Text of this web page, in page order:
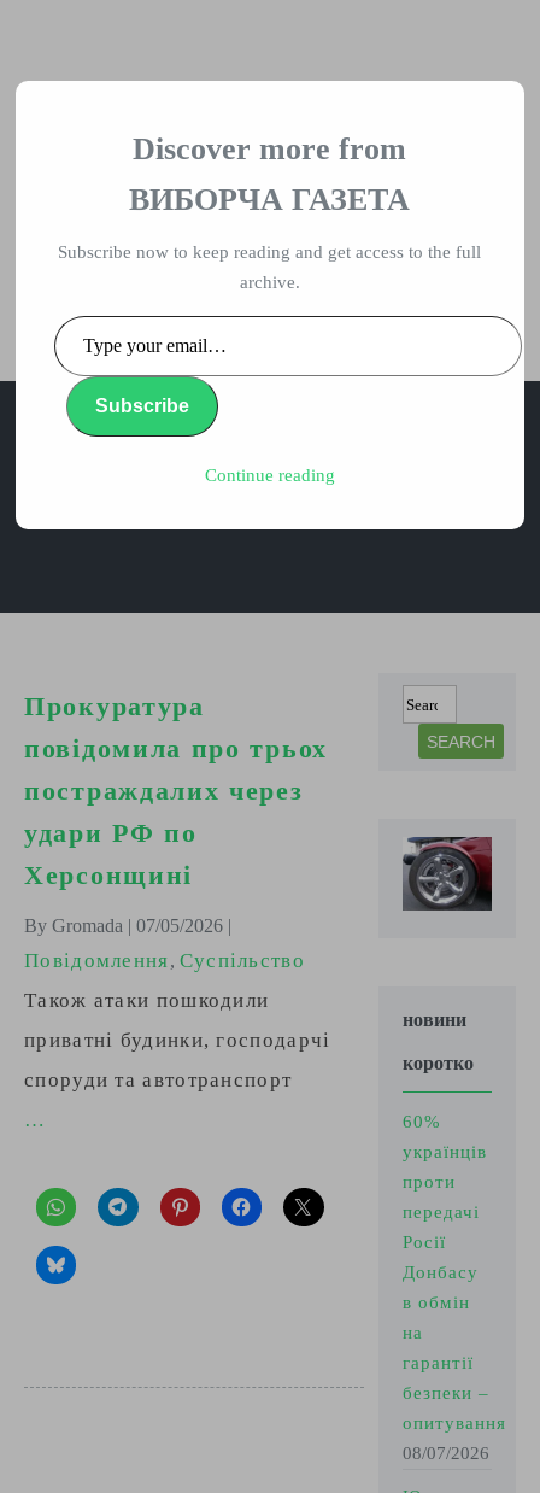
ВИБОРЧА
ГОЛОВНА ПОВІДОМЛЕННЯ ПОЛІТИКА
СВОБОДА СЛОВА СУСПІЛЬСТВО
влада, вибори, народ
Прокуратура
повідомила про трьох
постраждалих через
удари РФ по
Херсонщині
By Gromada | 07/05/2026 |
Повідомлення, Суспільство
Також атаки пошкодили
приватні будинки, господарчі
споруди та автотранспорт
…
новини
коротко
60%
українців
проти
передачі
Росії
Донбасу
в обмін
на
гарантії
безпеки –
опитування
08/07/2026
Discover more from
ВИБОРЧА ГАЗЕТА
Subscribe now to keep reading and get access to the full
archive.
Type
your
email…
Subscribe
Continue reading